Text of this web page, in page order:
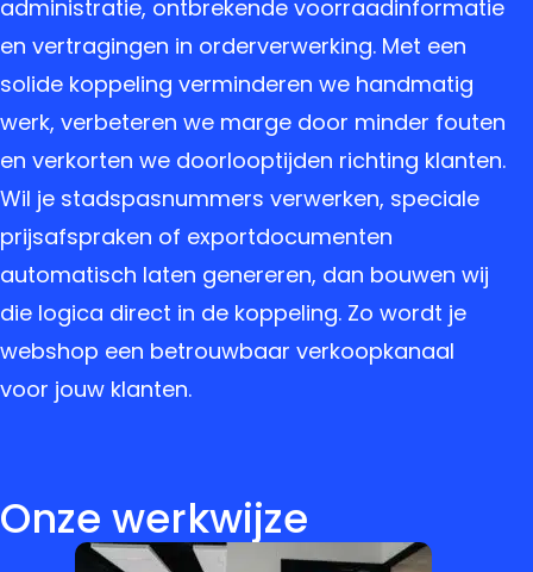
administratie, ontbrekende voorraadinformatie
en vertragingen in orderverwerking. Met een
solide koppeling verminderen we handmatig
werk, verbeteren we marge door minder fouten
en verkorten we doorlooptijden richting klanten.
Wil je stadspasnummers verwerken, speciale
prijsafspraken of exportdocumenten
automatisch laten genereren, dan bouwen wij
die logica direct in de koppeling. Zo wordt je
webshop een betrouwbaar verkoopkanaal
voor jouw klanten.
Onze werkwijze